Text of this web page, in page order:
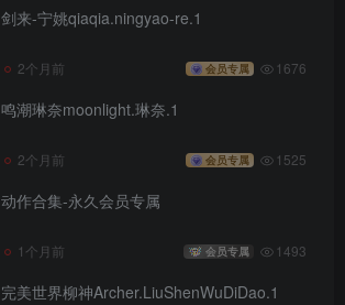
剑来-宁姚qiaqia.ningyao-re.1
2个月前 会员专属 1676
鸣潮琳奈moonlight.琳奈.1
2个月前 会员专属 1525
动作合集-永久会员专属
1个月前 会员专属 1493
完美世界柳神Archer.LiuShenWuDiDao.1